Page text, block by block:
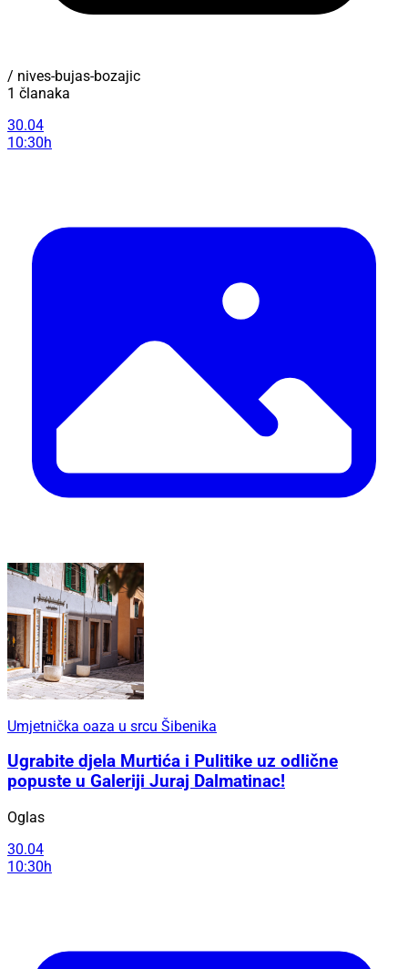
/ nives-bujas-bozajic
1 članaka
30.04
10:30h
Umjetnička oaza u srcu Šibenika
Ugrabite djela Murtića i Pulitike uz odlične
popuste u Galeriji Juraj Dalmatinac!
Oglas
30.04
10:30h